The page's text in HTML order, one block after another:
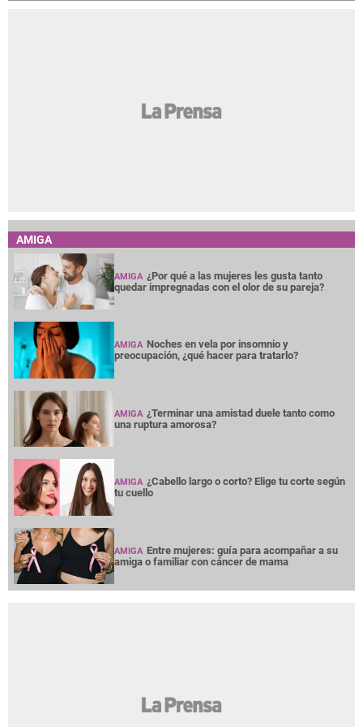
AMIGA
AMIGA ¿Por qué a las mujeres les gusta tanto
quedar impregnadas con el olor de su pareja?
AMIGA Noches en vela por insomnio y
preocupación, ¿qué hacer para tratarlo?
AMIGA ¿Terminar una amistad duele tanto como
una ruptura amorosa?
AMIGA ¿Cabello largo o corto? Elige tu corte según
tu cuello
AMIGA Entre mujeres: guía para acompañar a su
amiga o familiar con cáncer de mama